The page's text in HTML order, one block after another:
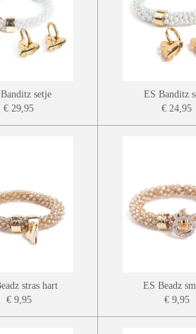
setje
€ 29,95
ES Banditz
€ 24,95
stras hart
€ 9,95
ES Beadz
€ 9,95